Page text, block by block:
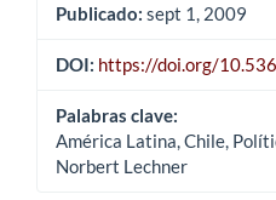
Publicado: sept 1, 2009
DOI: https://doi.org/
Palabras clave:
América Latina, Chile,
Norbert Lechner